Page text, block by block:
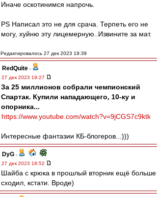
Иначе оскотинимся напрочь.
PS Написал это не для срача. Терпеть его не
могу, хуйню эту лицемерную..Извините за мат.
Редактировалось 27 дек 2023 19:39
RedQuite -
27 дек 2023 19:27
За 25 миллионов собрали чемпионский
Спартак. Купили нападающего, 10-ку и
опорника...
https://www.youtube.com/watch?v=9jCGS7c9ktk
Интересные фантазии КБ-блогеров...)))
DyG -
27 дек 2023 18:52
Шайба с крюка в прошлый вторник ещё больше
сходил, кстати. Вроде)